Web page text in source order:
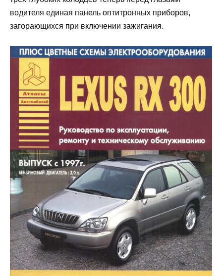
водителя единая панель оптитронных приборов,
загорающихся при включении зажигания.